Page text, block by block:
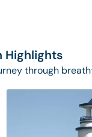
Highlights
through